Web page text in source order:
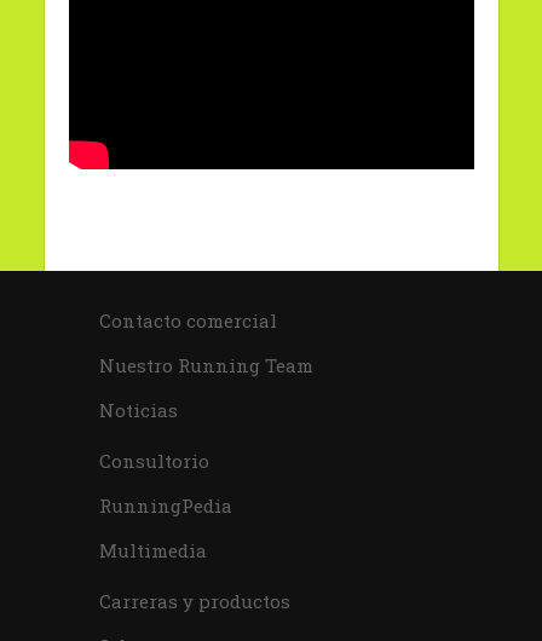
Contacto comercial
Nuestro Running Team
Noticias
Consultorio
RunningPedia
Multimedia
Carreras y productos